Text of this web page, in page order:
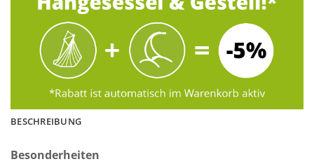
BESCHREIBUNG
Besonderheiten